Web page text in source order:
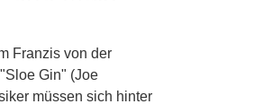
Franzis von der
Gin" (Joe
müssen sich hinter